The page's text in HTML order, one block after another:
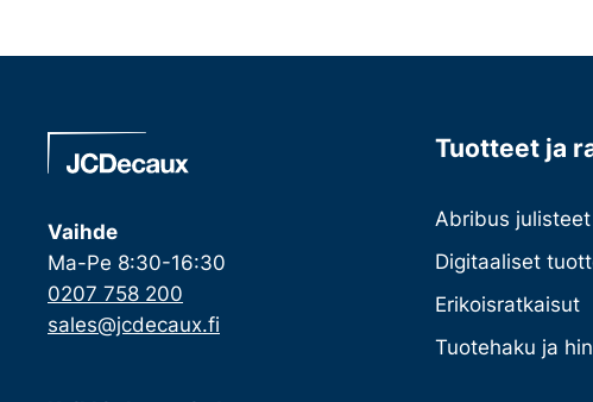
Vaihde
Ma-Pe 8:30-16:30
0207 758 200
sales@jcdecaux.fi
Tuotteet ja
Abribus julisteet
Digitaaliset
Erikoisratkaisut
Tuotehaku ja